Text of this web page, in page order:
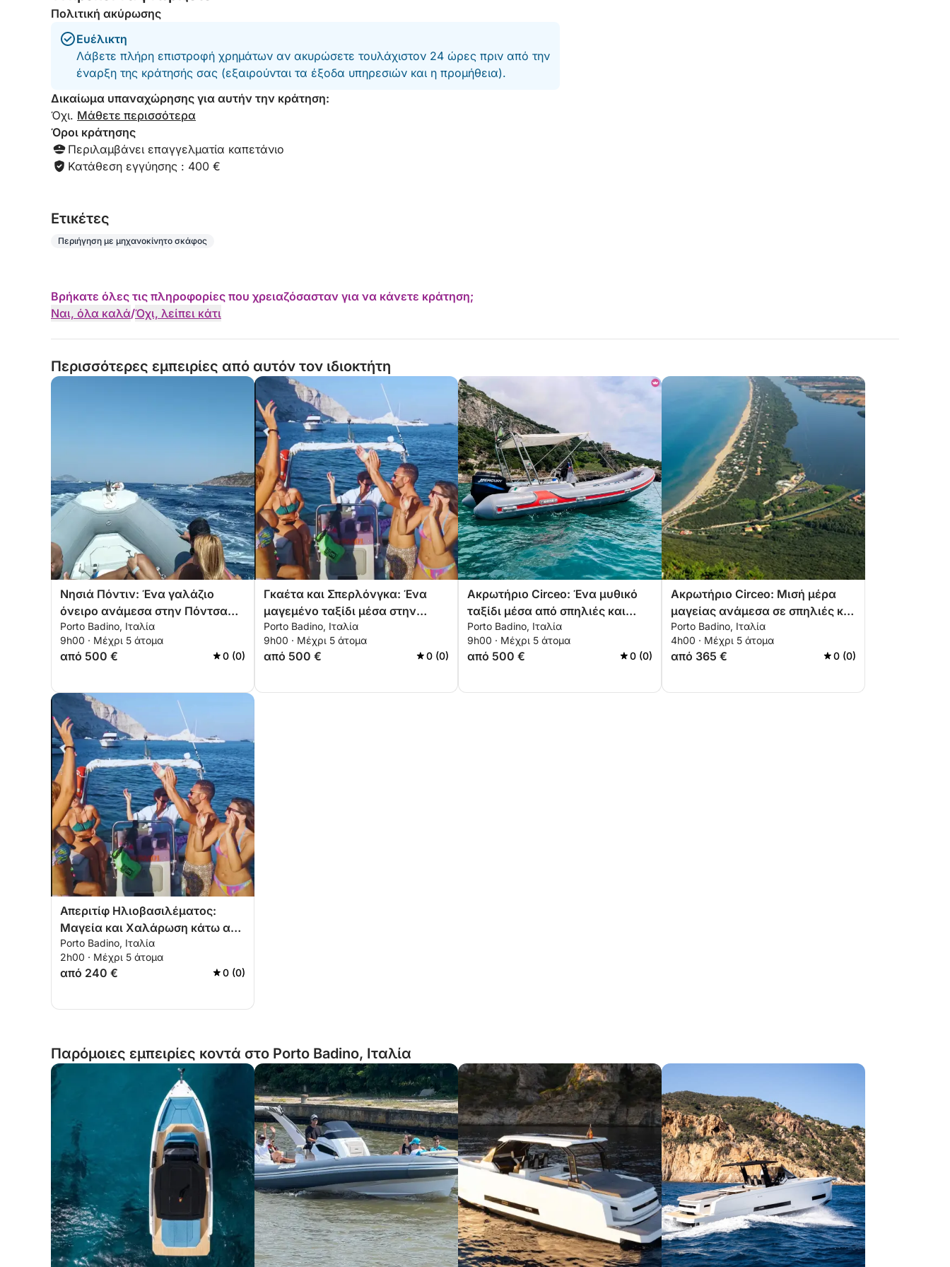
Πολιτική ακύρωσης
Ευέλικτη
Λάβετε πλήρη επιστροφή χρημάτων αν ακυρώσετε τουλάχιστον 24 ώρες πριν από την
έναρξη της κράτησής σας (εξαιρούνται τα έξοδα υπηρεσιών και η προμήθεια).
Δικαίωμα υπαναχώρησης για αυτήν την κράτηση:
Όχι. Μάθετε περισσότερα
Όροι κράτησης
Περιλαμβάνει επαγγελματία καπετάνιο
Κατάθεση εγγύησης : 400 €
Eτικέτες
Περιήγηση με μηχανοκίνητο σκάφος
Βρήκατε όλες τις πληροφορίες που χρειαζόσασταν για να κάνετε κράτηση;
Ναι, όλα καλά/Όχι, λείπει κάτι
Περισσότερες εμπειρίες από αυτόν τον ιδιοκτήτη
Νησιά Πόντιν: Ένα γαλάζιο
όνειρο ανάμεσα στην Πόντσα
και την Παλμαρόλα
Porto Badino, Ιταλία
9h00 · Μέχρι 5 άτομα
από 500 € 0 (0)
Γκαέτα και Σπερλόνγκα: Ένα
μαγεμένο ταξίδι μέσα στην
ιστορία και τη φύση
Porto Badino, Ιταλία
9h00 · Μέχρι 5 άτομα
από 500 € 0 (0)
Ακρωτήριο Circeo: Ένα μυθικό
ταξίδι μέσα από σπηλιές και
θρύλους
Porto Badino, Ιταλία
9h00 · Μέχρι 5 άτομα
από 500 € 0 (0)
Ακρωτήριο Circeo: Μισή μέρα
μαγείας ανάμεσα σε σπηλιές και
θάλασσα
Porto Badino, Ιταλία
4h00 · Μέχρι 5 άτομα
από 365 € 0 (0)
Απεριτίφ Ηλιοβασιλέματος:
Μαγεία και Χαλάρωση κάτω από
τον Ναό του Δία στο Ανξούρ
Porto Badino, Ιταλία
2h00 · Μέχρι 5 άτομα
από 240 € 0 (0)
Παρόμοιες εμπειρίες κοντά στο Porto Badino, Ιταλία